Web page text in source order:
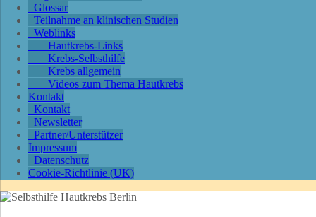
Glossar
Teilnahme an klinischen Studien
Weblinks
Hautkrebs-Links
Krebs-Selbsthilfe
Krebs allgemein
Videos zum Thema Hautkrebs
Kontakt
Kontakt
Newsletter
Partner/Unterstützer
Impressum
Datenschutz
Cookie-Richtlinie (UK)